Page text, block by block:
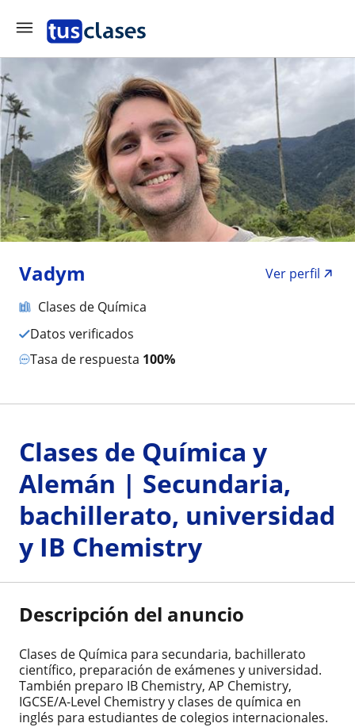
Vadym
Ver perfil
Clases de Química
Datos verificados
Tasa de respuesta 100%
Clases de Química y
Alemán | Secundaria,
bachillerato, universidad
y IB Chemistry
Descripción del anuncio
Clases de Química para secundaria, bachillerato
científico, preparación de exámenes y universidad.
También preparo IB Chemistry, AP Chemistry,
IGCSE/A-Level Chemistry y clases de química en
inglés para estudiantes de colegios internacionales.